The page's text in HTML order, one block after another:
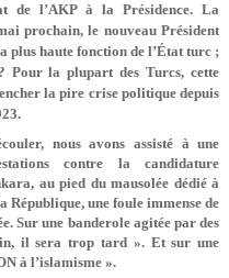
de l’AKP à la Présidence. La
prochain, le nouveau Président
plus haute fonction de l’État turc ;
Pour la plupart des Turcs, cette
la pire crise politique depuis
nous avons assisté à une
contre la candidature
au pied du mausolée dédié à
une foule immense de
Sur une banderole agitée par des
il sera trop tard ». Et sur une
à l’islamisme ».